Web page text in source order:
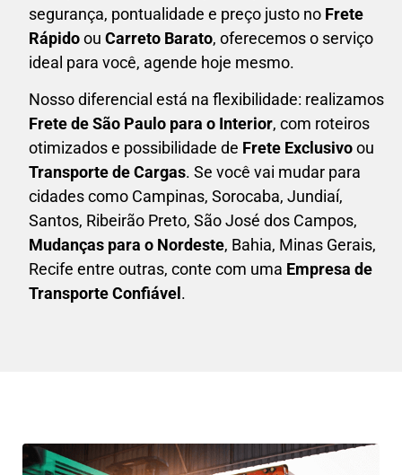
segurança, pontualidade e preço justo no Frete
Rápidoou Carreto Barato, oferecemos o serviço
ideal para você, agende hoje mesmo.
Nosso diferencial está na flexibilidade: realizamos
Frete de São Paulo para o Interior, com roteiros
otimizados e possibilidade de Frete Exclusivoou
Transporte de Cargas. Se você vai mudar para
cidades como Campinas, Sorocaba, Jundiaí,
Santos, Ribeirão Preto, São José dos Campos,
Mudanças para o Nordeste, Bahia, Minas Gerais,
Recife entre outras, conte com uma Empresa de
Transporte Confiável .